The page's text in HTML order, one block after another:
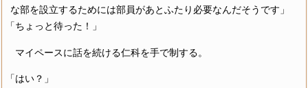
な部を設立するためには部員があとふたり必要なんだそうです」
「ちょっと待った！」
マイペースに話を続ける仁科を手で制する。
「はい？」